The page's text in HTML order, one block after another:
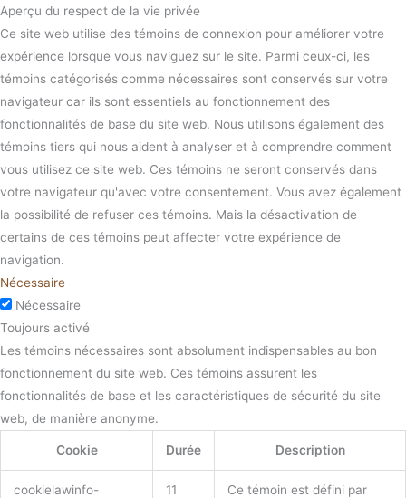
Aperçu du respect de la vie privée
Ce site web utilise des témoins de connexion pour améliorer votre
expérience lorsque vous naviguez sur le site. Parmi ceux-ci, les
témoins catégorisés comme nécessaires sont conservés sur votre
navigateur car ils sont essentiels au fonctionnement des
fonctionnalités de base du site web. Nous utilisons également des
témoins tiers qui nous aident à analyser et à comprendre comment
vous utilisez ce site web. Ces témoins ne seront conservés dans
votre navigateur qu'avec votre consentement. Vous avez également
la possibilité de refuser ces témoins. Mais la désactivation de
certains de ces témoins peut affecter votre expérience de
navigation.
Nécessaire
Nécessaire
Toujours activé
Les témoins nécessaires sont absolument indispensables au bon
fonctionnement du site web. Ces témoins assurent les
fonctionnalités de base et les caractéristiques de sécurité du site
web, de manière anonyme.
Cookie Durée Description
cookielawinfo- 11 Ce témoin est défini par